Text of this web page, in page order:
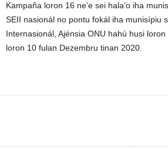
Kampaña loron 16 ne’e sei hala’o iha
SEII nasionál no pontu fokál iha munisípiu
Internasionál, Ajénsia ONU hahú husi
loron 10 fulan Dezembru tinan 2020.